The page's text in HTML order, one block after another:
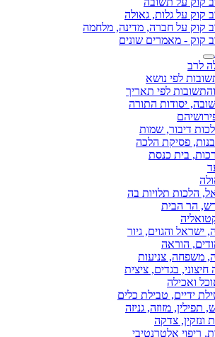
קוק על גלות, גאולה
קוק על חברה, מדינה, מלחמה
קוק - מאמרים שונים
לרב
לפי נושא
לפי תאריך
יסודות התורה
דיבור, שמות
פסיקת הלכה
בית כנסת
הלכות תלויות בה
הר הבית
ישראל והגוים, גיור
הוראה
משפחה, צניעות
חיצוני, בגדים, ציצית
ואכילה
ידיים, טבילת כלים
תפילין, מזוזה, גניזה
ונזקין, צדקה
ריפוי אלטרנטיבי